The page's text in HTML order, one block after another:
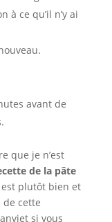
à ce qu’il n’y ai
avant de
que je n’est
de la pâte
plutôt bien et
de cette
si vous